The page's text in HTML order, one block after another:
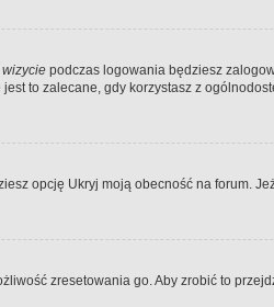
podczas logowania będziesz
to zalecane, gdy korzystasz z
opcję Ukryj moją obecność na
zresetowania go. Aby zrobić to